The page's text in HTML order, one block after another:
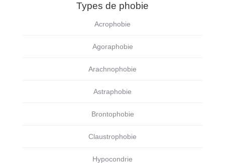
Types de phobie
Acrophobie
Agoraphobie
Arachnophobie
Astraphobie
Brontophobie
Claustrophobie
Hypocondrie